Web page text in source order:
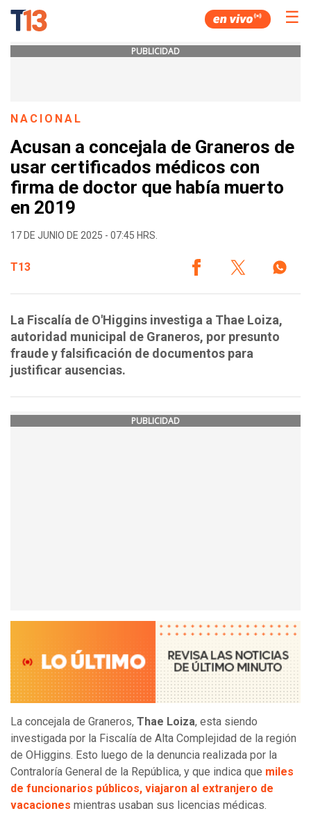
☰
PUBLICIDAD
NACIONAL
Acusan a concejala de Graneros de
usar certificados médicos con
firma de doctor que había muerto
en 2019
17 DE JUNIO DE 2025 - 07:45 HRS.
T13
La Fiscalía de O'Higgins investiga a Thae Loiza,
autoridad municipal de Graneros, por presunto
fraude y falsificación de documentos para
justificar ausencias.
PUBLICIDAD
La concejala de Graneros, Thae Loiza, esta siendo
investigada por la Fiscalía de Alta Complejidad de la región
de OHiggins. Esto luego de la denuncia realizada por la
Contraloría General de la República, y que indica que miles
de funcionarios públicos, viajaron al extranjero de
vacaciones mientras usaban sus licencias médicas.